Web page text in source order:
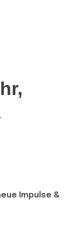
Impulse &